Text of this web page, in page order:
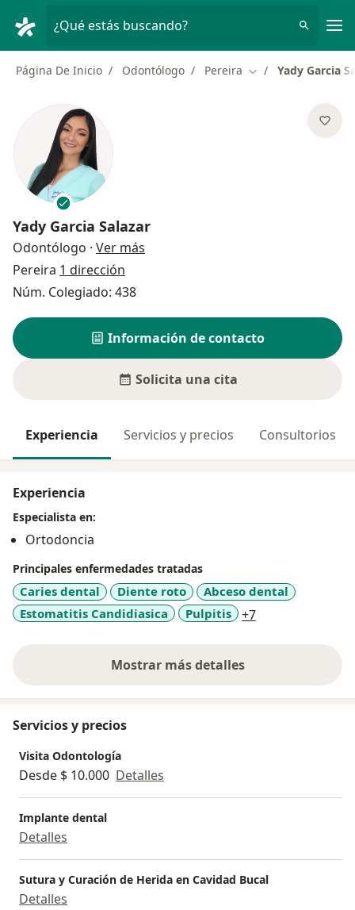
¿Qué estás buscando?
Página De Inicio Odontólogo Pereira Cambiar de ciudad
Yady Garcia
Yady Garcia Salazar
Odontólogo · Ver más
Pereira 1 dirección
Núm. Colegiado: 438
Información de contacto
Solicita una cita
Experiencia Servicios y precios Consultorios
Experiencia
Especialista en:
Ortodoncia
Principales enfermedades tratadas
Caries dental Diente roto
Abceso dental
Estomatitis Candidiasica
Pulpitis +7
Mostrar más detalles
sobre la experiencia
Servicios y precios
Visita Odontología
Desde $ 10.000 Detalles
Implante dental
Detalles
Sutura y Curación de Herida en Cavidad Bucal
Detalles